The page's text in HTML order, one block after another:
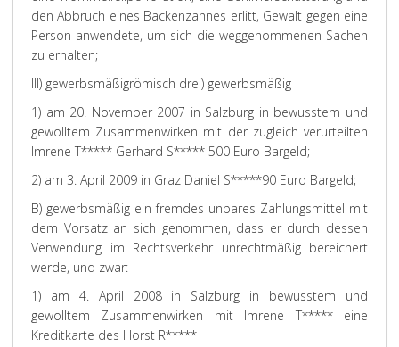
den Abbruch eines Backenzahnes erlitt, Gewalt gegen eine
Person anwendete, um sich die weggenommenen Sachen
zu erhalten;
III) gewerbsmäßigrömisch drei) gewerbsmäßig
1) am 20. November 2007 in Salzburg in bewusstem und
gewolltem Zusammenwirken mit der zugleich verurteilten
Imrene T***** Gerhard S***** 500 Euro Bargeld;
2) am 3. April 2009 in Graz Daniel S*****90 Euro Bargeld;
B) gewerbsmäßig ein fremdes unbares Zahlungsmittel mit
dem Vorsatz an sich genommen, dass er durch dessen
Verwendung im Rechtsverkehr unrechtmäßig bereichert
werde, und zwar:
1) am 4. April 2008 in Salzburg in bewusstem und
gewolltem Zusammenwirken mit Imrene T***** eine
Kreditkarte des Horst R*****